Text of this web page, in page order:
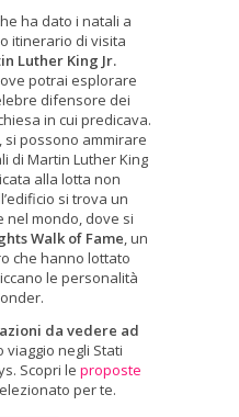
ha dato i natali a
itinerario di visita
Luther King Jr.
potrai esplorare
difensore dei
in cui predicava.
si possono ammirare
di Martin Luther King
alla lotta non
si trova un
nel mondo, dove si
Walk of Fame, un
che hanno lottato
le personalità
da vedere ad
viaggio negli Stati
Scopri le proposte
per te.